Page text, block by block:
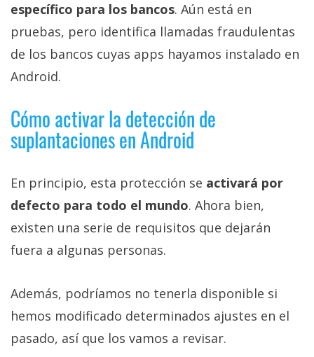
específico para los bancos. Aún está en
pruebas, pero identifica llamadas fraudulentas
de los bancos cuyas apps hayamos instalado en
Android.
Cómo activar la detección de
suplantaciones en Android
En principio, esta protección se activará por
defecto para todo el mundo. Ahora bien,
existen una serie de requisitos que dejarán
fuera a algunas personas.
Además, podríamos no tenerla disponible si
hemos modificado determinados ajustes en el
pasado, así que los vamos a revisar.